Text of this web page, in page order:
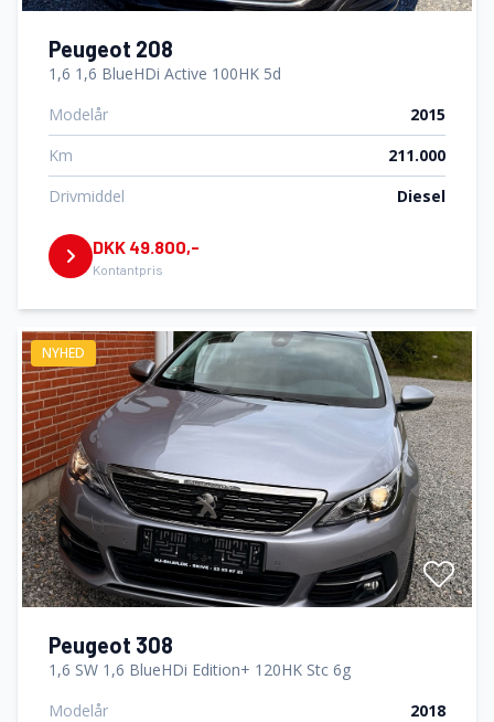
Peugeot 208
1,6 1,6 BlueHDi Active 100HK 5d
Modelår
2015
Km
211.000
Drivmiddel
Diesel
DKK 49.800,-
Kontantpris
NYHED
Peugeot 308
1,6 SW 1,6 BlueHDi Edition+ 120HK Stc 6g
Modelår
2018